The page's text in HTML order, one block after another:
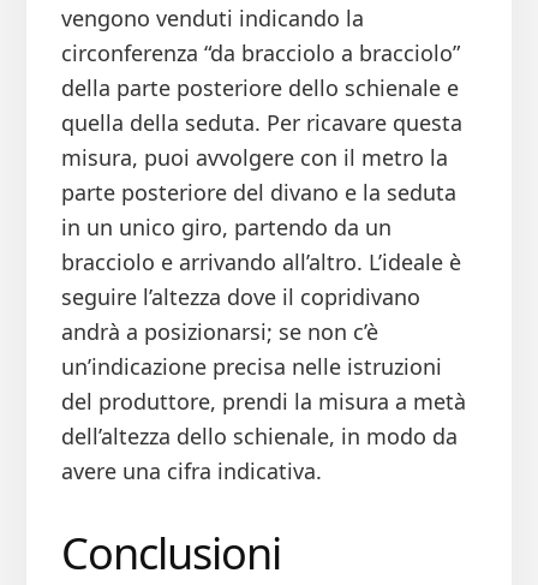
vengono venduti indicando la
circonferenza “da bracciolo a bracciolo”
della parte posteriore dello schienale e
quella della seduta. Per ricavare questa
misura, puoi avvolgere con il metro la
parte posteriore del divano e la seduta
in un unico giro, partendo da un
bracciolo e arrivando all’altro. L’ideale è
seguire l’altezza dove il copridivano
andrà a posizionarsi; se non c’è
un’indicazione precisa nelle istruzioni
del produttore, prendi la misura a metà
dell’altezza dello schienale, in modo da
avere una cifra indicativa.
Conclusioni